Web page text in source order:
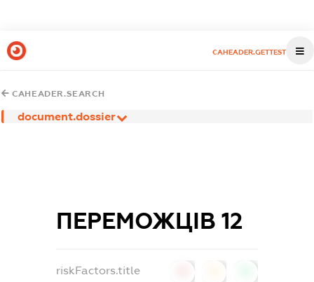
CAHEADER.GETTEST
CAHEADER.SEARCH
document.dossier
ПЕРЕМОЖЦІВ 12
riskFactors.title